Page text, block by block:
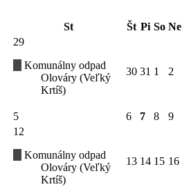
St Št Pi So Ne
29
Komunálny odpad
Olováry (Veľký
Krtíš)
30 31 1 2
5 6 7 8 9
12
Komunálny odpad
Olováry (Veľký
Krtíš)
13 14 15 16